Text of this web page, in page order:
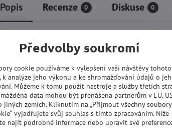
Popis Recenze 0 Diskuse 0
venkovní i pro vnitřní použití. Specialitou
m.
Předvolby soukromí
cookie používáme k vylepšení vaší návštěvy tohoto
k analýze jeho výkonu a ke shromažďování údajů o
Můžeme k tomu použít nástroje a služby třetích
data mohou být přenášena partnerům v EU,
jiných zemích. Kliknutím na „Přijmout všechny soubory
vyjadřujete svůj souhlas s tímto zpracováním. Níže
najít podrobné informace nebo upravit své